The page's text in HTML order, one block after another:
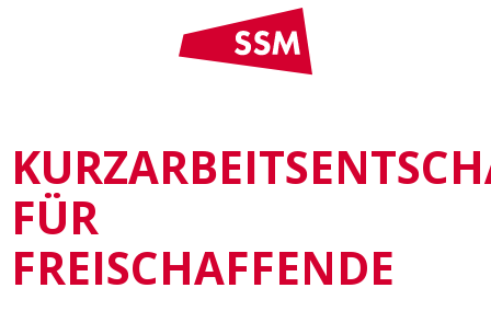
FÜR
FREISCHAFFENDE